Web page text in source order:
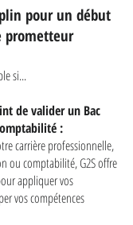
pour un début
prometteur
si...
de valider un Bac
:
carrière professionnelle,
ou comptabilité, G2S offre
appliquer vos
vos compétences